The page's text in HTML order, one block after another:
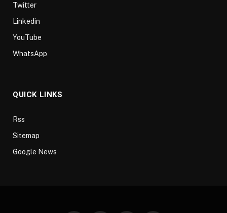
Twitter
Linkedin
YouTube
WhatsApp
QUICK LINKS
Rss
Sitemap
Google News